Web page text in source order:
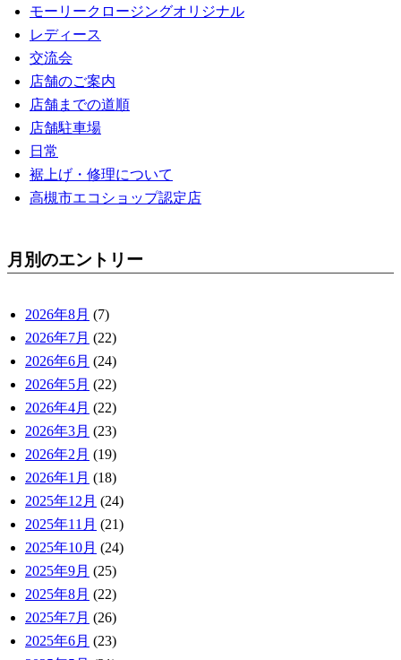
モーリークロージングオリジナル
レディース
交流会
店舗のご案内
店舗までの道順
店舗駐車場
日常
裾上げ・修理について
高槻市エコショップ認定店
月別のエントリー
2026年8月 (7)
2026年7月 (22)
2026年6月 (24)
2026年5月 (22)
2026年4月 (22)
2026年3月 (23)
2026年2月 (19)
2026年1月 (18)
2025年12月 (24)
2025年11月 (21)
2025年10月 (24)
2025年9月 (25)
2025年8月 (22)
2025年7月 (26)
2025年6月 (23)